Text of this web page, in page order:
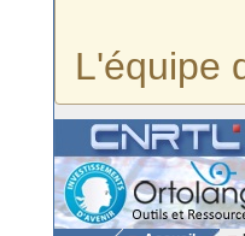
L'équipe